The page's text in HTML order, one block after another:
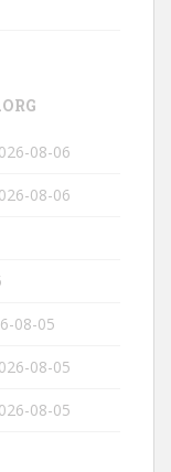
08-06
08-06
08-05
08-05
08-05